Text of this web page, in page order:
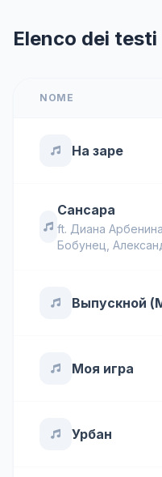
Elenco dei testi
NOME
На заре
Сансара
ft. Диана Арбенина
Бобунец
Выпускной
Моя игра
Урбан